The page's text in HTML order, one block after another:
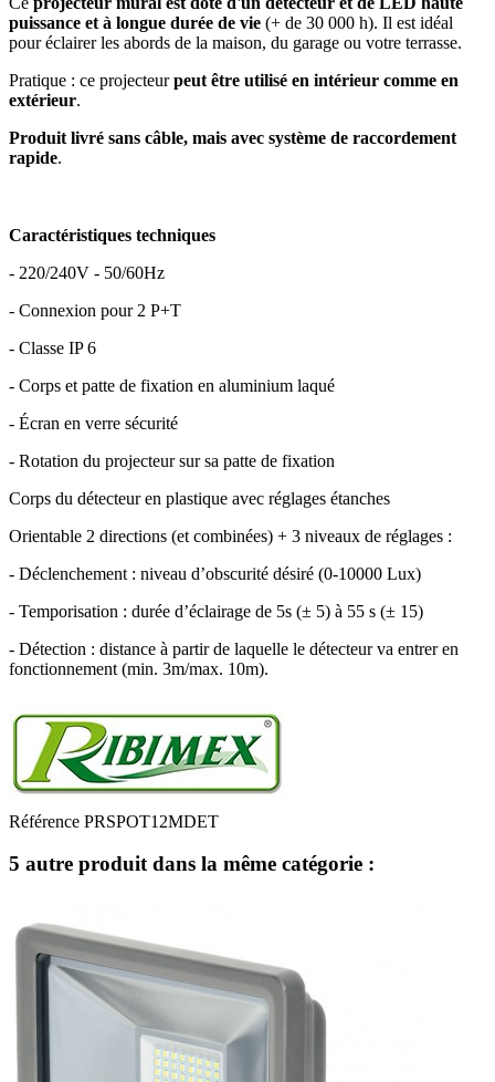
puissance et à longue durée de vie (+ de 30 000 h). Il est idéal
pour éclairer les abords de la maison, du garage ou votre terrasse.
Pratique : ce projecteurpeut être utilisé en intérieur comme en
extérieur.
Produit livré sans câble, mais avec système de raccordement
rapide.
Caractéristiques techniques
- 220/240V - 50/60Hz
- Connexion pour 2 P+T
- Classe IP 6
- Corps et patte de fixation en aluminium laqué
- Écran en verre sécurité
- Rotation du projecteur sur sa patte de fixation
Corps du détecteur en plastique avec réglages étanches
Orientable 2 directions (et combinées) + 3 niveaux de réglages :
- Déclenchement : niveau d’obscurité désiré (0-10000 Lux)
- Temporisation : durée d’éclairage de 5s (± 5) à 55 s (± 15)
- Détection : distance à partir de laquelle le détecteur va entrer en
fonctionnement (min. 3m/max. 10m).
Référence PRSPOT12MDET
5 autre produit dans la même catégorie :